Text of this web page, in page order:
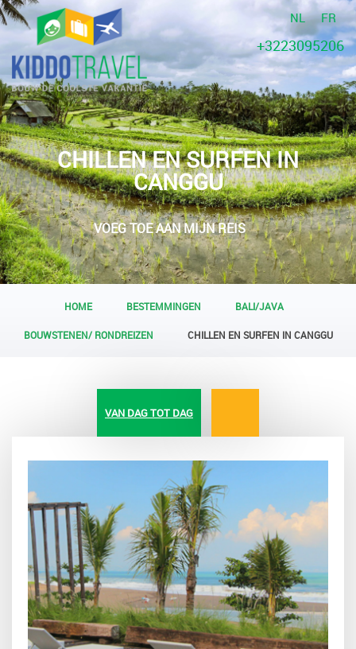
NL FR
+3223095206
CHILLEN EN SURFEN IN
CANGGU
VOEG TOE AAN MIJN REIS
HOME BESTEMMINGEN BALI/JAVA
BOUWSTENEN/ RONDREIZEN CHILLEN EN SURFEN IN CANGGU
VAN DAG TOT DAG